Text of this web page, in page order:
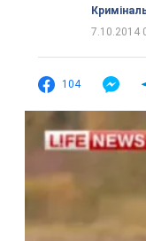
7.10.2014
104